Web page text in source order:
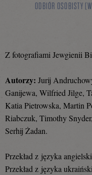
ODBIÓR OSOBISTY
Z fotografiami Jewgienii
Autorzy: Jurij
Ganijewa, Wilfried Jilge,
Katia Pietrowska, Martin
Riabczuk, Timothy
Serhij Żadan.
Przekład z języka
Przekład z języka